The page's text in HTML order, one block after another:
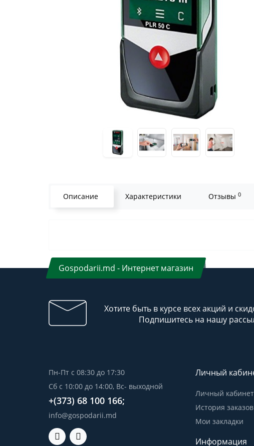
Описание Характеристики Отзывы 0
Gospodarii.md - Интернет магазин
Хотите быть в курсе всех акций и
Подпишитесь на нашу
Пн-Пт с 08:30 до 17:30
Сб с 10:00 до 14:00, Вс- выходной
+(373) 68 100 166;
info@gospodarii.md
Личный
Личный кабинет
История заказов
Мои закладки
Информация